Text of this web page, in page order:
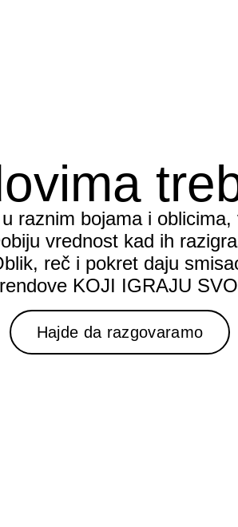
raznim bojama i
vrednost kad ih
reč i pokret daju
KOJI IGRAJU
Hajde da razgovaramo